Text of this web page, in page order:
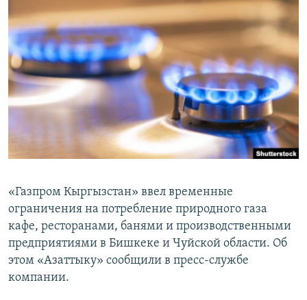
TÜRKMENÇE
Все сайты РСЕ/РС
«Газпром Кыргызстан» ввел временные
ограничения на потребление природного газа
кафе, ресторанами, банями и производственными
предприятиями в Бишкеке и Чуйской области. Об
этом «Азаттыку» сообщили в пресс-службе
компании.